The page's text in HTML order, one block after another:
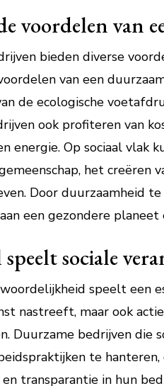
voordelen van
bieden diverse
van een
de ecologische
ook profiteren van
energie. Op sociaal vlak
het creëren
Door duurzaamheid
een gezondere
sociale
speelt een
nastreeft, maar ook
Duurzame bedrijven die
te
transparantie in hun